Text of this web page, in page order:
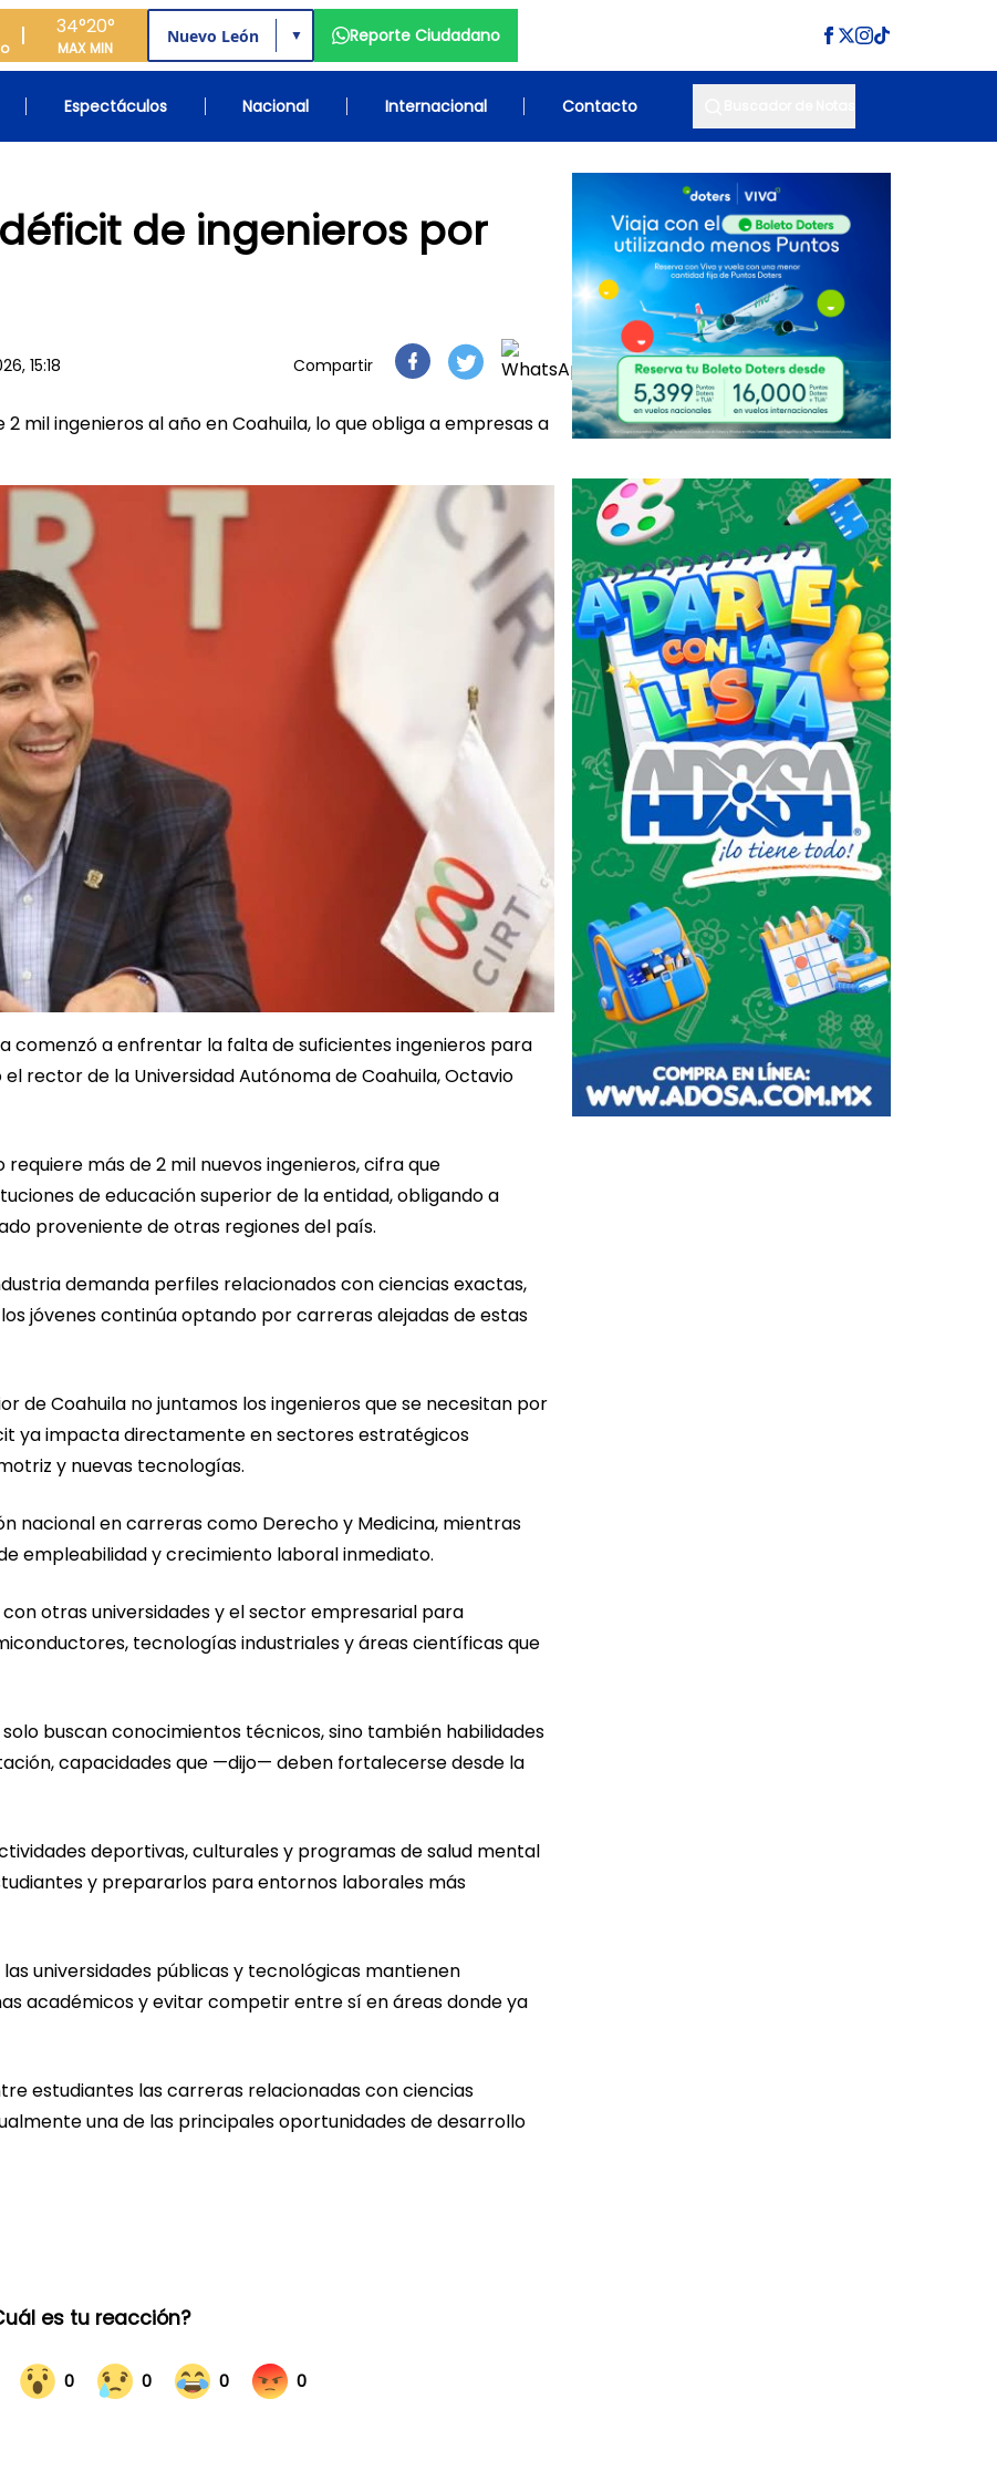
34°
MAX
20°
MIN
▼ Reporte Ciudadano
Espectáculos Nacional Internacional Contacto
de ingenieros por
15:18 Compartir
mil ingenieros al año en Coahuila, lo que obliga a empresas a
comenzó a enfrentar la falta de suficientes ingenieros para
rector de la Universidad Autónoma de Coahuila, Octavio
más de 2 mil nuevos ingenieros, cifra que
de educación superior de la entidad, obligando a
proveniente de otras regiones del país.
demanda perfiles relacionados con ciencias exactas,
jóvenes continúa optando por carreras alejadas de estas
de Coahuila no juntamos los ingenieros que se necesitan por
ya impacta directamente en sectores estratégicos
y nuevas tecnologías.
nacional en carreras como Derecho y Medicina, mientras
empleabilidad y crecimiento laboral inmediato.
otras universidades y el sector empresarial para
tecnologías industriales y áreas científicas que
buscan conocimientos técnicos, sino también habilidades
capacidades que —dijo— deben fortalecerse desde la
deportivas, culturales y programas de salud mental
y prepararlos para entornos laborales más
universidades públicas y tecnológicas mantienen
académicos y evitar competir entre sí en áreas donde ya
estudiantes las carreras relacionadas con ciencias
una de las principales oportunidades de desarrollo